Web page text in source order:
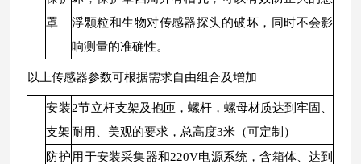
罩
浮颗粒和生物对传感器探头的破坏，同时不会影
响测量的准确性。
以上传感器参数可根据需求自由组合及增加
安装
支架
2节立杆支架及抱匝，螺杆，螺母材质达到牢固、
耐用、美观的要求，总高度3米（可定制）
防护 用于安装采集器和220V电源系统，含箱体、达到